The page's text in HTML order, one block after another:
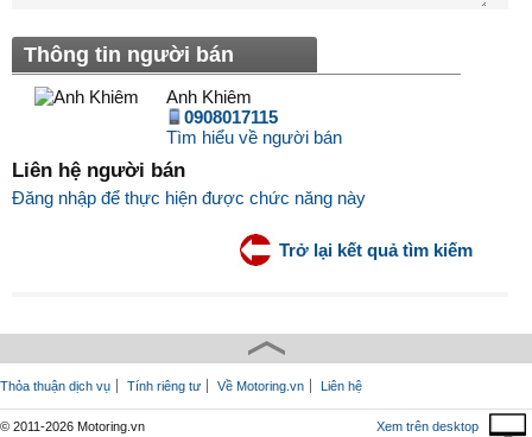
Thông tin người bán
Anh Khiêm
0908017115
Tìm hiểu về người bán
Liên hệ người bán
Đăng nhập để thực hiện được chức năng này
Trở lại kết quả tìm kiếm
Thỏa thuận dịch vụ Tính riêng tư Về Motoring.vn Liên hệ
© 2011-2026 Motoring.vn Xem trên desktop